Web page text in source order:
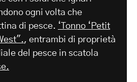
ogni volta che
di pesce. ‘Tonno ‘Petit
, entrambi di proprietà
del pesce in scatola